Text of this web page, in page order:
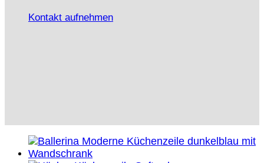
Kontakt aufnehmen